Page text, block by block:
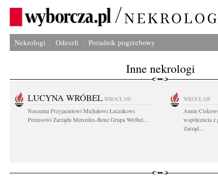
Nekrologi Odeszli Poradnik pogrzebowy
Inne nekrologi
LUCYNA WRÓBEL WROCŁAW
Naszemu Przyjacielowi Michałowi Łuczakowi
Prezesowi Zarządu Mercedes-Benz Grupa Wróbel...
WROCŁAW
Annie
współczucia
Zarząd...